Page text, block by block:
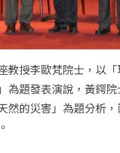
教授李歐梵院士，以
為題發表演說，黃鍔
然的災害」為題分析